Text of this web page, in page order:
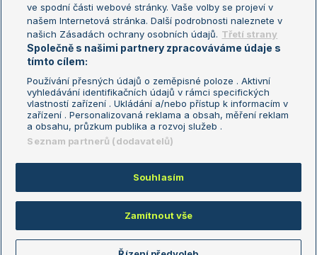
Fotbalové přestupy
Livesport Daily
LS Prague Open
Podmínky užití
Nastavení soukromí
GDPR a žurnalistika
Reklama
Kontakt
Informace o zpracování osobních
údajů
Copyright © 2008-2026 TenisPortal.cz. Využíváme zpravodajství ČTK.
ve spodní části webové stránky. Vaše volby se projeví v
našem Internetová stránka. Další podrobnosti naleznete v
našich Zásadách ochrany osobních údajů. Třetí strany
Společně s našimi partnery zpracováváme údaje s
tímto cílem:
Používání přesných údajů o zeměpisné poloze . Aktivní
vyhledávání identifikačních údajů v rámci specifických
vlastností zařízení . Ukládání a/nebo přístup k informacím v
zařízení . Personalizovaná reklama a obsah, měření reklam
a obsahu, průzkum publika a rozvoj služeb .
Seznam partnerů (dodavatelů)
Souhlasím
Zamítnout vše